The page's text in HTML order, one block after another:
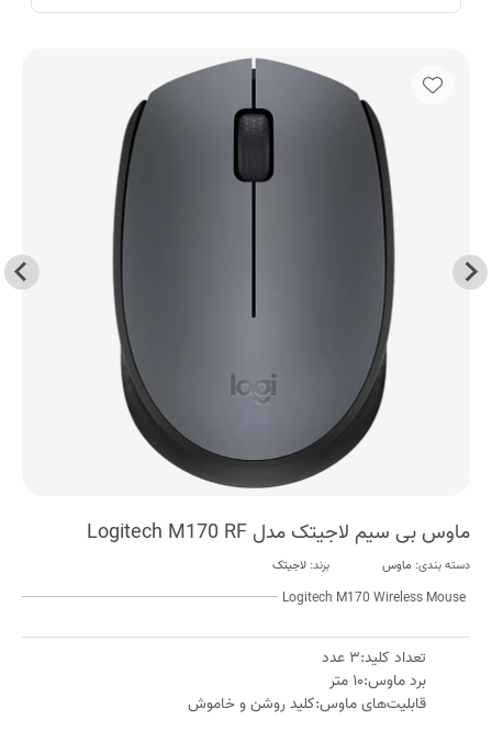
ماوس بی‌ سیم لاجیتک مدل Logitech M170 RF
دسته بندی: ماوس برند: لاجیتک
Logitech M170 Wireless Mouse
تعداد کلید:۳ عدد
برد ماوس:۱۰ متر
قابلیت‌های ماوس:کلید روشن و خاموش